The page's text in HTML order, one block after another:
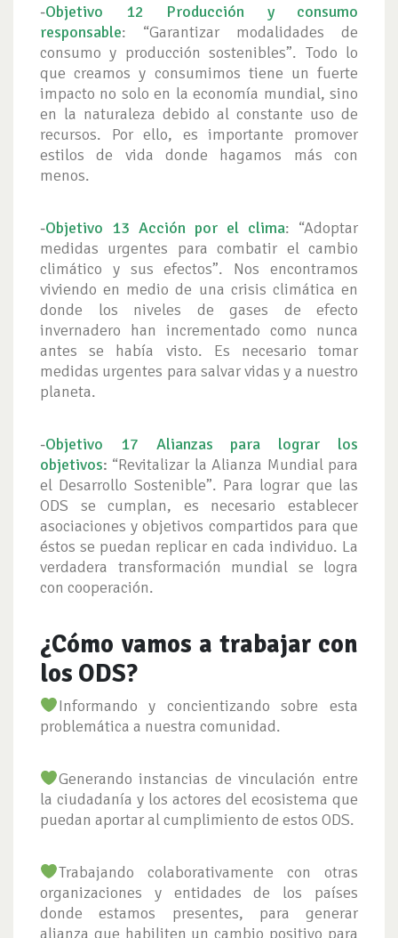
-Objetivo 12 Producción y consumo
responsable: “Garantizar modalidades de
consumo y producción sostenibles”. Todo lo
que creamos y consumimos tiene un fuerte
impacto no solo en la economía mundial, sino
en la naturaleza debido al constante uso de
recursos. Por ello, es importante promover
estilos de vida donde hagamos más con
menos.
-Objetivo 13 Acción por el clima: “Adoptar
medidas urgentes para combatir el cambio
climático y sus efectos”. Nos encontramos
viviendo en medio de una crisis climática en
donde los niveles de gases de efecto
invernadero han incrementado como nunca
antes se había visto. Es necesario tomar
medidas urgentes para salvar vidas y a nuestro
planeta.
-Objetivo 17 Alianzas para lograr los
objetivos: “Revitalizar la Alianza Mundial para
el Desarrollo Sostenible”. Para lograr que las
ODS se cumplan, es necesario establecer
asociaciones y objetivos compartidos para que
éstos se puedan replicar en cada individuo. La
verdadera transformación mundial se logra
con cooperación.
¿Cómo vamos a trabajar con
los ODS?
Informando y concientizando sobre esta
problemática a nuestra comunidad.
Generando instancias de vinculación entre
la ciudadanía y los actores del ecosistema que
puedan aportar al cumplimiento de estos ODS.
Trabajando colaborativamente con otras
organizaciones y entidades de los países
donde estamos presentes, para generar
alianza que habiliten un cambio positivo para